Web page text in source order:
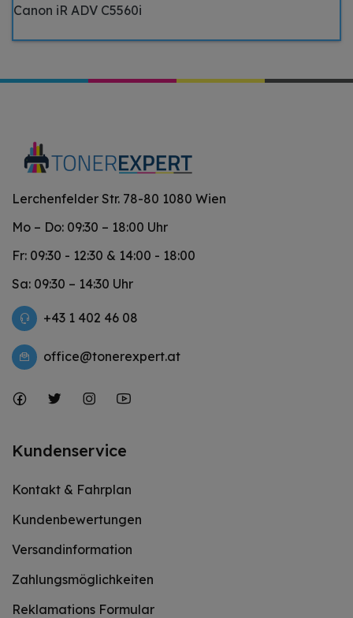
Canon iR ADV C5560i
Lerchenfelder Str. 78-80 1080 Wien
Mo – Do: 09:30 – 18:00 Uhr
Fr: 09:30 - 12:30 & 14:00 - 18:00
Sa: 09:30 – 14:30 Uhr
+43 1 402 46 08
office@tonerexpert.at
Kundenservice
Kontakt & Fahrplan
Kundenbewertungen
Versandinformation
Zahlungsmöglichkeiten
Reklamations Formular